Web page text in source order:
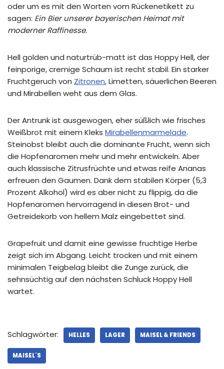
oder um es mit den Worten vom Rückenetikett zu
sagen: Ein Bier unserer bayerischen Heimat mit
moderner Raffinesse.
Hell golden und naturtrüb-matt ist das Hoppy Hell, der
feinporige, cremige Schaum ist recht stabil. Ein starker
Fruchtgeruch von Zitronen, Limetten, säuerlichen Beeren
und Mirabellen weht aus dem Glas.
Der Antrunk ist ausgewogen, eher süßlich wie frisches
Weißbrot mit einem Kleks Mirabellenmarmelade.
Steinobst bleibt auch die dominante Frucht, wenn sich
die Hopfenaromen mehr und mehr entwickeln. Aber
auch klassische Zitrusfrüchte und etwas reife Ananas
erfreuen den Gaumen. Dank dem stabilen Körper (5,3
Prozent Alkohol) wird es aber nicht zu flippig, da die
Hopfenaromen hervorragend in diesen Brot- und
Getreidekorb von hellem Malz eingebettet sind.
Grapefruit und damit eine gewisse fruchtige Herbe
zeigt sich im Abgang. Leicht trocken und mit einem
minimalen Teigbelag bleibt die Zunge zurück, die
sehnsüchtig auf den nächsten Schluck Hoppy Hell
wartet.
Schlagwörter: HELLES LAGER MAISEL & FRIENDS
MAISEL´S